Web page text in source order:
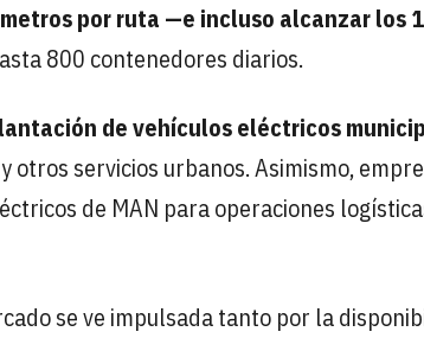
por ruta —e incluso alcanzar los
800 contenedores diarios.
de vehículos eléctricos
servicios urbanos. Asimismo,
de MAN para operaciones
se ve impulsada tanto por la